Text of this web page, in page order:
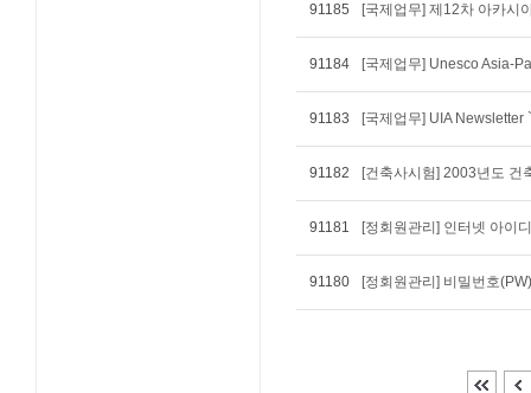
91185 [국제업무] 제12차 아카시
91184 [국제업무] Unesco Asia-
91183 [국제업무] UIA
91182 [건축사시험] 2003년도 건
91181 [정회원관리] 인터넷 아이
91180 [정회원관리] 비밀번호